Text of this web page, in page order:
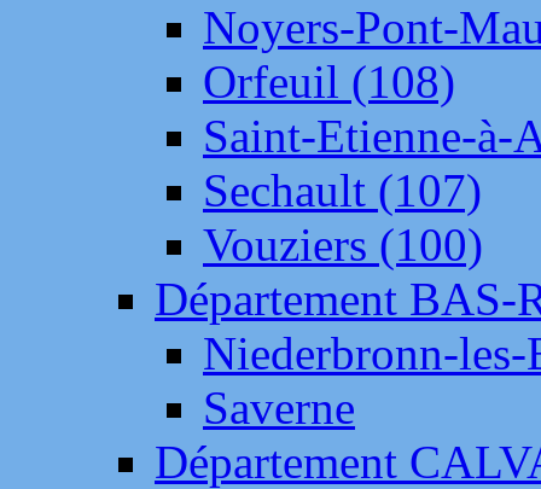
Noyers-Pont-
Orfeuil (108)
Saint-Etienne-à-
Sechault (107)
Vouziers (100)
Département BAS-
Niederbronn-
Saverne
Département